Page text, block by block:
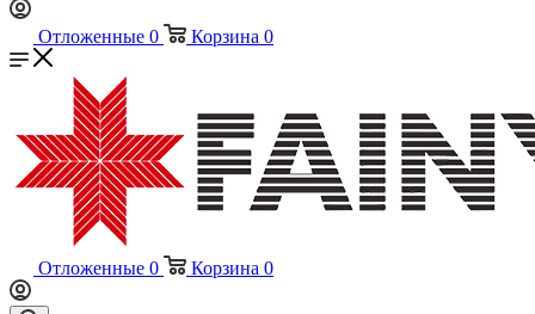
Отложенные 0 Корзина 0
Отложенные 0 Корзина 0